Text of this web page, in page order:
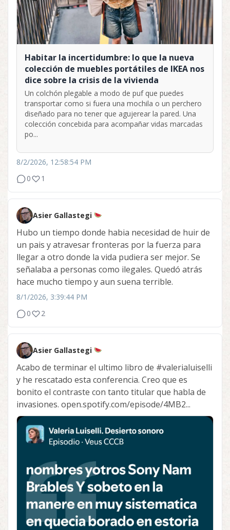
Habitar la incertidumbre: lo que la nueva
colección de muebles portátiles de IKEA nos
dice sobre la crisis de la vivienda
Un colchón plegable a modo de puf que puedes
transportar como si fuera una mochila o un perchero
diseñado para no tener que agujerear la pared. Una
colección concebida para acompañar vidas marcadas
po...
8/2/2026, 12:58:54 PM
0
1
Asier Gallastegi
Hubo un tiempo donde habia necesidad de huir de
un pais y atravesar fronteras por la fuerza para
llegar a otro donde la vida pudiera ser mejor. Se
señalaba a personas como ilegales. Quedó atrás
hace mucho tiempo y aun suena terrible.
8/1/2026, 3:39:44 PM
0
2
Asier Gallastegi
Acabo de terminar el ultimo libro de #valerialuiselli
y he rescatado esta conferencia. Creo que es
bonito el contraste con tanto titular que habla de
invasiones. open.spotify.com/episode/4MB2...